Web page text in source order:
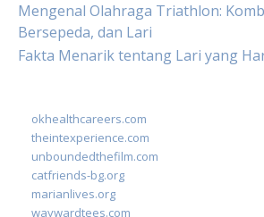
Mengenal Olahraga Triathlon:
Bersepeda, dan Lari
Fakta Menarik tentang Lari yang
okhealthcareers.com
theintexperience.com
unboundedthefilm.com
catfriends-bg.org
marianlives.org
waywardtees.com